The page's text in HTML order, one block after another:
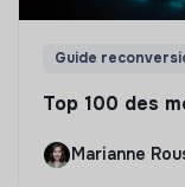
Guide
Top 100 des
Marianne